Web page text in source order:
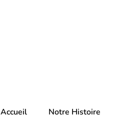
Accueil Notre Histoire